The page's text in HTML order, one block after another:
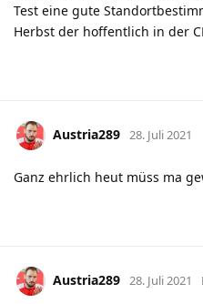
Test eine gute
Herbst der hoffentlich in der
Austria289 28. Juli 2021
Ganz ehrlich heut müss ma
Austria289 28. Juli 2021